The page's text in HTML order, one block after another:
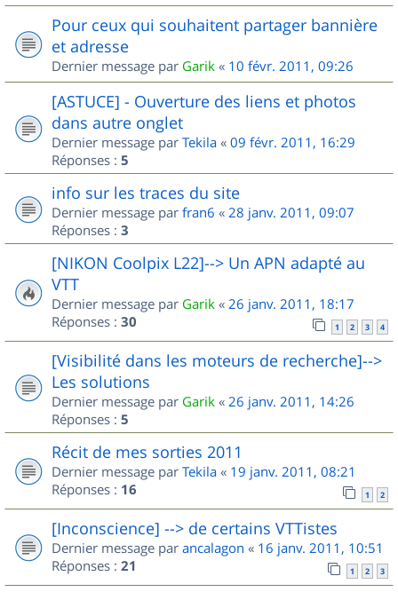
Pour ceux qui souhaitent partager bannière
et adresse
Dernier message par Garik « 10 févr. 2011, 09:26
[ASTUCE] - Ouverture des liens et photos
dans autre onglet
Dernier message par Tekila « 09 févr. 2011, 16:29
Réponses : 5
info sur les traces du site
Dernier message par fran6 « 28 janv. 2011, 09:07
Réponses : 3
[NIKON Coolpix L22]--> Un APN adapté au
VTT
Dernier message par Garik « 26 janv. 2011, 18:17
Réponses : 30 1 2 3 4
[Visibilité dans les moteurs de recherche]-->
Les solutions
Dernier message par Garik « 26 janv. 2011, 14:26
Réponses : 5
Récit de mes sorties 2011
Dernier message par Tekila « 19 janv. 2011, 08:21
Réponses : 16 1 2
[Inconscience] --> de certains VTTistes
Dernier message par ancalagon « 16 janv. 2011, 10:51
Réponses : 21 1 2 3